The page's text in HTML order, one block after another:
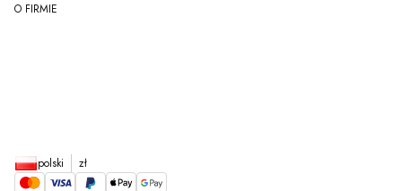
O FIRMIE
polski zł